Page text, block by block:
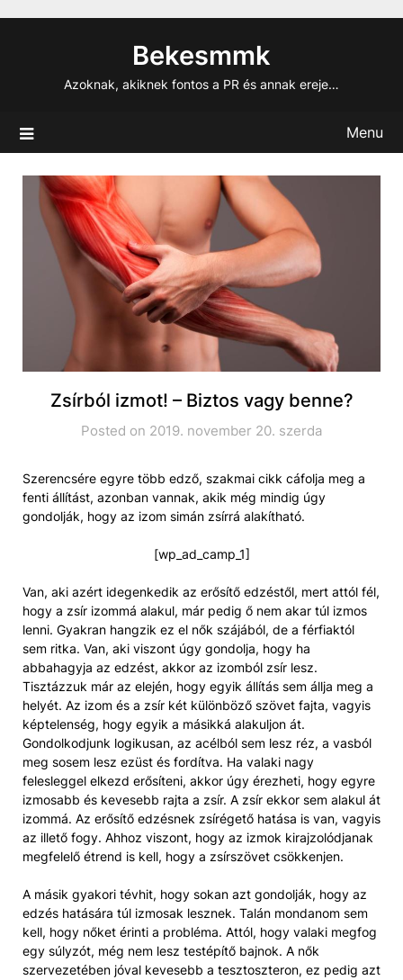
Bekesmmk
Azoknak, akiknek fontos a PR és annak ereje…
Menu
Zsírból izmot! – Biztos vagy benne?
Posted on 2019. november 20. szerda
Szerencsére egyre több edző, szakmai cikk cáfolja meg a
fenti állítást, azonban vannak, akik még mindig úgy
gondolják, hogy az izom simán zsírrá alakítható.
[wp_ad_camp_1]
Van, aki azért idegenkedik az erősítő edzéstől, mert attól fél,
hogy a zsír izommá alakul, már pedig ő nem akar túl izmos
lenni. Gyakran hangzik ez el nők szájából, de a férfiaktól
sem ritka. Van, aki viszont úgy gondolja, hogy ha
abbahagyja az edzést, akkor az izomból zsír lesz.
Tisztázzuk már az elején, hogy egyik állítás sem állja meg a
helyét. Az izom és a zsír két különböző szövet fajta, vagyis
képtelenség, hogy egyik a másikká alakuljon át.
Gondolkodjunk logikusan, az acélból sem lesz réz, a vasból
meg sosem lesz ezüst és fordítva. Ha valaki nagy
felesleggel elkezd erősíteni, akkor úgy érezheti, hogy egyre
izmosabb és kevesebb rajta a zsír. A zsír ekkor sem alakul át
izommá. Az erősítő edzésnek zsírégető hatása is van, vagyis
az illető fogy. Ahhoz viszont, hogy az izmok kirajzolódjanak
megfelelő étrend is kell, hogy a zsírszövet csökkenjen.
A másik gyakori tévhit, hogy sokan azt gondolják, hogy az
edzés hatására túl izmosak lesznek. Talán mondanom sem
kell, hogy nőket érinti a probléma. Attól, hogy valaki megfog
egy súlyzót, még nem lesz testépítő bajnok. A nők
szervezetében jóval kevesebb a tesztoszteron, ez pedig azt